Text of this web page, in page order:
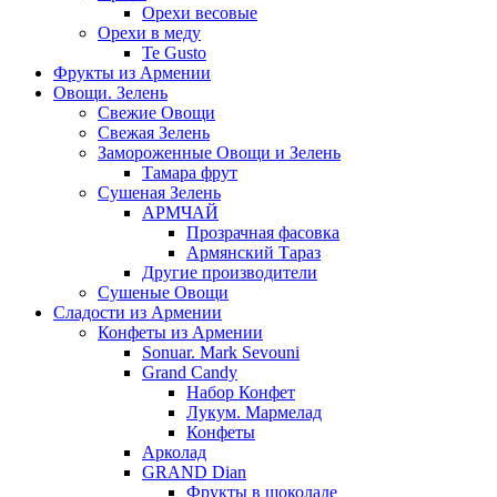
Орехи весовые
Орехи в меду
Te Gusto
Фрукты из Армении
Овощи. Зелень
Свежие Овощи
Свежая Зелень
Замороженные Овощи и Зелень
Тамара фрут
Сушеная Зелень
АРМЧАЙ
Прозрачная фасовка
Армянский Тараз
Другие производители
Сушеные Овощи
Сладости из Армении
Конфеты из Армении
Sonuar. Mark Sevouni
Grand Candy
Набор Конфет
Лукум. Мармелад
Конфеты
Арколад
GRAND Dian
Фрукты в шоколаде